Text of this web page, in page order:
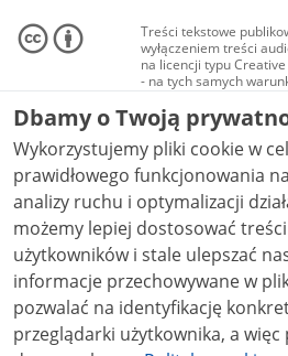
Treści tekstowe
wyłączeniem treści
na licencji typu
- na tych samych
Materiały
audio i wideo, są
Creative Commons:
niekomercyjne - bez
NC-ND 4.0), o ile nie
Dbamy o Twoją
Wykorzystujemy pliki cookie w
prawidłowego funkcjonowania
analizy ruchu i optymalizacji działania
możemy lepiej dostosować
użytkowników i stale ulepszać nasze
informacje przechowywane w
pozwalać na identyfikację
przeglądarki użytkownika, a